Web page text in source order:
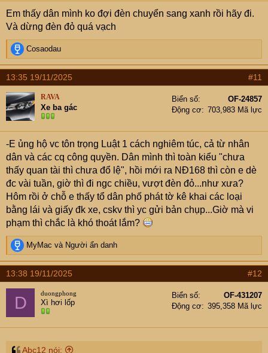
Em thấy dân mình ko đợi đèn chuyển sang xanh rồi hãy đi.
Và dừng đèn đỏ quá vạch
R
e
a
c
t
i
o
n
s
:
Cosaodau
13:35 19/11/2025 #11
RAVA
Xe ba gác
Biển số
OF-24857
Động cơ
703,983 Mã lực
-E ủng hộ vc tôn trọng Luật 1 cách nghiêm túc, cả từ nhân
dân và các cq công quyền. Dân mình thì toàn kiểu "chưa
thấy quan tài thì chưa đổ lệ", hồi mới ra NĐ168 thì còn e dè
đc vài tuần, giờ thì đi ngc chiều, vượt đèn đỏ...như xưa?
Hôm rồi ở chỗ e thấy tổ dân phố phát tờ kê khai các loại
bằng lái và giấy đk xe, cskv thì yc gửi bản chụp...Giờ mà vi
phạm thì chắc là khó thoát lắm?
R
e
a
c
t
n
s
MyMac và Người ẩn danh
13:38 19/11/2025 #12
D duongphong
Xì hơi lốp
Biển số
OF-431207
Động cơ
395,358 Mã lực
Abc12 nói: